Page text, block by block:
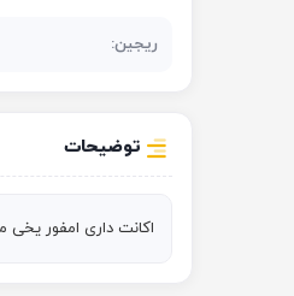
ریجین:
توضیحات
اکانت داری امفور یخی